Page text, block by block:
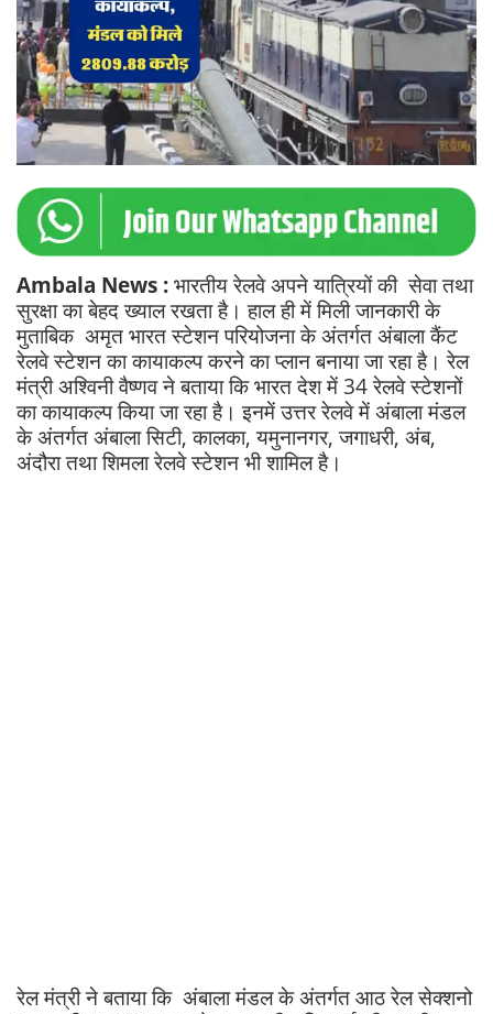
Ambala News :भारतीय रेलवे अपने यात्रियों की सेवा तथा
सुरक्षा का बेहद ख्याल रखता है। हाल ही में मिली जानकारी के
मुताबिक अमृत भारत स्टेशन परियोजना के अंतर्गत अंबाला कैंट
रेलवे स्टेशन का कायाकल्प करने का प्लान बनाया जा रहा है। रेल
मंत्री अश्विनी वैष्णव ने बताया कि भारत देश में 34 रेलवे स्टेशनों
का कायाकल्प किया जा रहा है। इनमें उत्तर रेलवे में अंबाला मंडल
के अंतर्गत अंबाला सिटी, कालका, यमुनानगर, जगाधरी, अंब,
अंदौरा तथा शिमला रेलवे स्टेशन भी शामिल है।
रेल मंत्री ने बताया कि अंबाला मंडल के अंतर्गत आठ रेल सेक्शनो